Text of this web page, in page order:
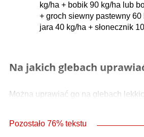
kg/ha + bobik 90 kg/ha lub
+ groch siewny pastewny 60
jara 40 kg/ha + słonecznik
Na jakich glebach
Można uprawiać go na glebach
Pozostało 76% tekstu